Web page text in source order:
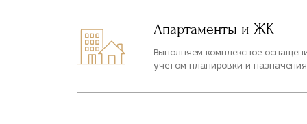
Апартаменты и ЖК
Выполняем комплексное
учетом планировки и